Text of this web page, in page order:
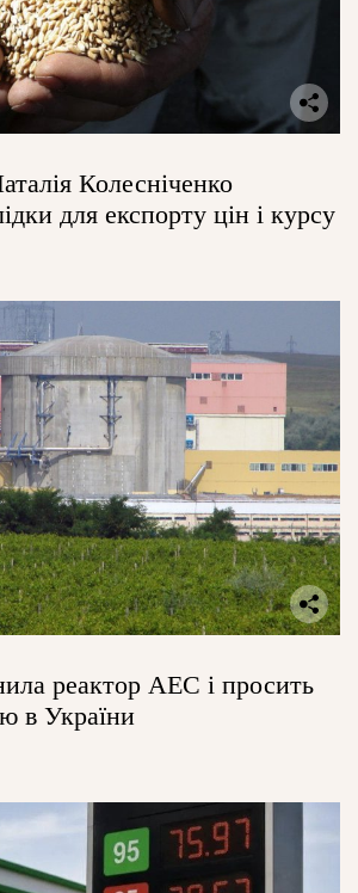
Колесніченко
для експорту цін і курсу
реактор АЕС і просить
в України